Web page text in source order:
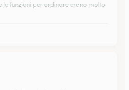
le funzioni per ordinare erano molto